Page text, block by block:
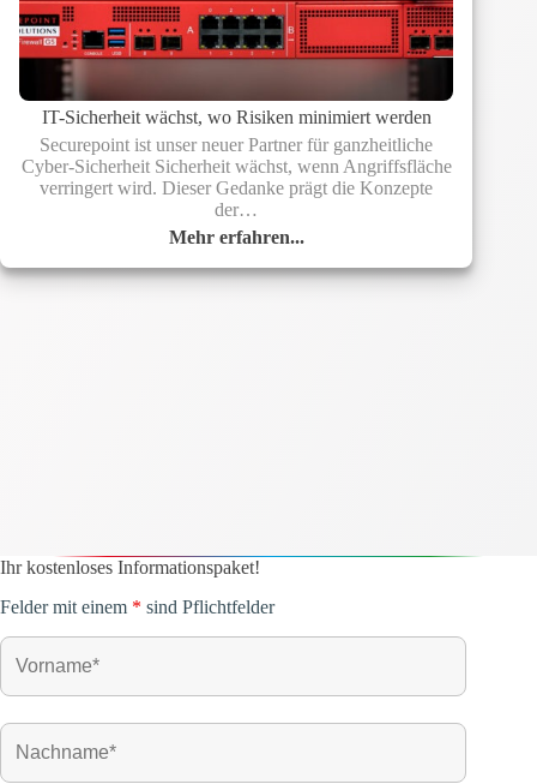
IT-Sicherheit wächst, wo Risiken minimiert werden
Securepoint ist unser neuer Partner für ganzheitliche
Cyber-Sicherheit Sicherheit wächst, wenn Angriffsfläche
verringert wird. Dieser Gedanke prägt die Konzepte
der…
Mehr erfahren...
IT-
Sicherheit
Ihr kostenloses Informationspaket!
Felder mit einem * sind Pflichtfelder